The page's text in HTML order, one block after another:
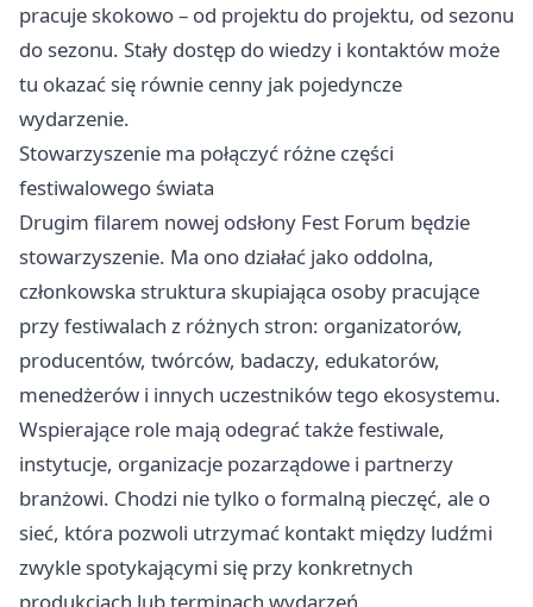
pracuje skokowo – od projektu do projektu, od sezonu
do sezonu. Stały dostęp do wiedzy i kontaktów może
tu okazać się równie cenny jak pojedyncze
wydarzenie.
Stowarzyszenie ma połączyć różne części
festiwalowego świata
Drugim filarem nowej odsłony Fest Forum będzie
stowarzyszenie. Ma ono działać jako oddolna,
członkowska struktura skupiająca osoby pracujące
przy festiwalach z różnych stron: organizatorów,
producentów, twórców, badaczy, edukatorów,
menedżerów i innych uczestników tego ekosystemu.
Wspierające role mają odegrać także festiwale,
instytucje, organizacje pozarządowe i partnerzy
branżowi. Chodzi nie tylko o formalną pieczęć, ale o
sieć, która pozwoli utrzymać kontakt między ludźmi
zwykle spotykającymi się przy konkretnych